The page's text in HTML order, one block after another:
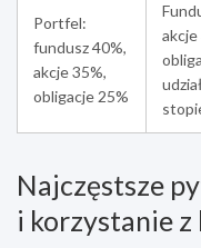
Portfel:
fundusz 40%,
akcje 35%,
obligacje 25%
akcje
Najczęstsze
i korzystanie